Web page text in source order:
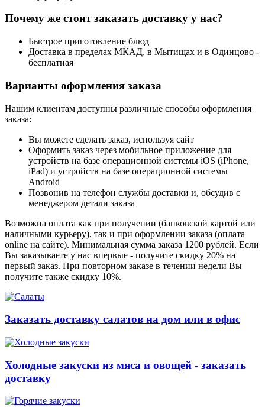
Почему же стоит заказать доставку у нас?
Быстрое приготовление блюд
Доставка в пределах МКАД, в Мытищах и в Одинцово -
бесплатная
Варианты оформления заказа
Нашим клиентам доступны различные способы оформления
заказа:
Вы можете сделать заказ, используя сайт
Оформить заказ через мобильное приложение для
устройств на базе операционной системы iOS (iPhone,
iPad) и устройств на базе операционной системы
Android
Позвонив на телефон службы доставки и, обсудив с
менеджером детали заказа
Возможна оплата как при получении (банковской картой или
наличными курьеру), так и при оформлении заказа (оплата
online на сайте). Минимальная сумма заказа 1200 рублей. Если
Вы заказываете у нас впервые - получите скидку 20% на
первый заказ. При повторном заказе в течении недели Вы
получите также скидку 10%.
Заказать доставку салатов на дом или в офис
Холодные закуски из мяса и овощей - заказать
доставку